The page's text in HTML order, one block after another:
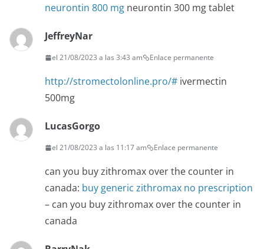
neurontin 800 mg neurontin 300 mg tablet
JeffreyNar
el 21/08/2023 a las 3:43 am Enlace permanente
http://stromectolonline.pro/# ivermectin
500mg
LucasGorgo
el 21/08/2023 a las 11:17 am Enlace permanente
can you buy zithromax over the counter in
canada: buy generic zithromax no prescription
– can you buy zithromax over the counter in
canada